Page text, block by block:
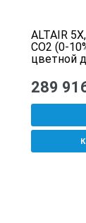
ALTAIR
CO2 (0-
цветной
289